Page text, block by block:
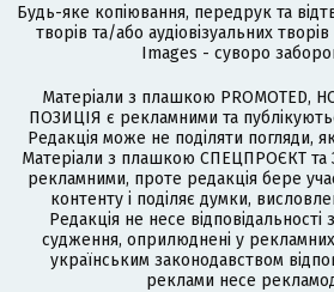
Будь-яке копіювання, передрук та
творів та/або аудіовізуальних
Images - суворо
Матеріали з плашкою PROMOTED,
ПОЗИЦІЯ є рекламними та
Редакція може не поділяти погляди,
Матеріали з плашкою СПЕЦПРОЄКТ
рекламними, проте редакція бере
контенту і поділяє думки,
Редакція не несе відповідальності
судження, оприлюднені у рекламних
українським законодавством
реклами несе